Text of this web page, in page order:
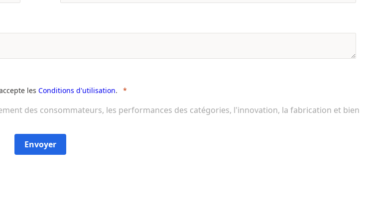
les Conditions d'utilisation.
des consommateurs, les performances des catégories, l'innovation, la fabrication et bien
Envoyer